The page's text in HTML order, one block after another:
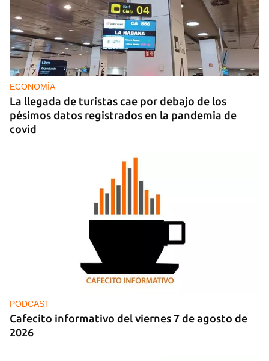
OBITUARIO
Luis Goytisolo y el fin del hechizo cubano
ECONOMÍA
La llegada de turistas cae por debajo de los
pésimos datos registrados en la pandemia de
covid
PODCAST
Cafecito informativo del viernes 7 de agosto de
2026